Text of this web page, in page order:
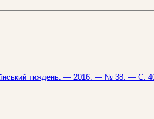
тиждень. — 2016. — № 38. — С.